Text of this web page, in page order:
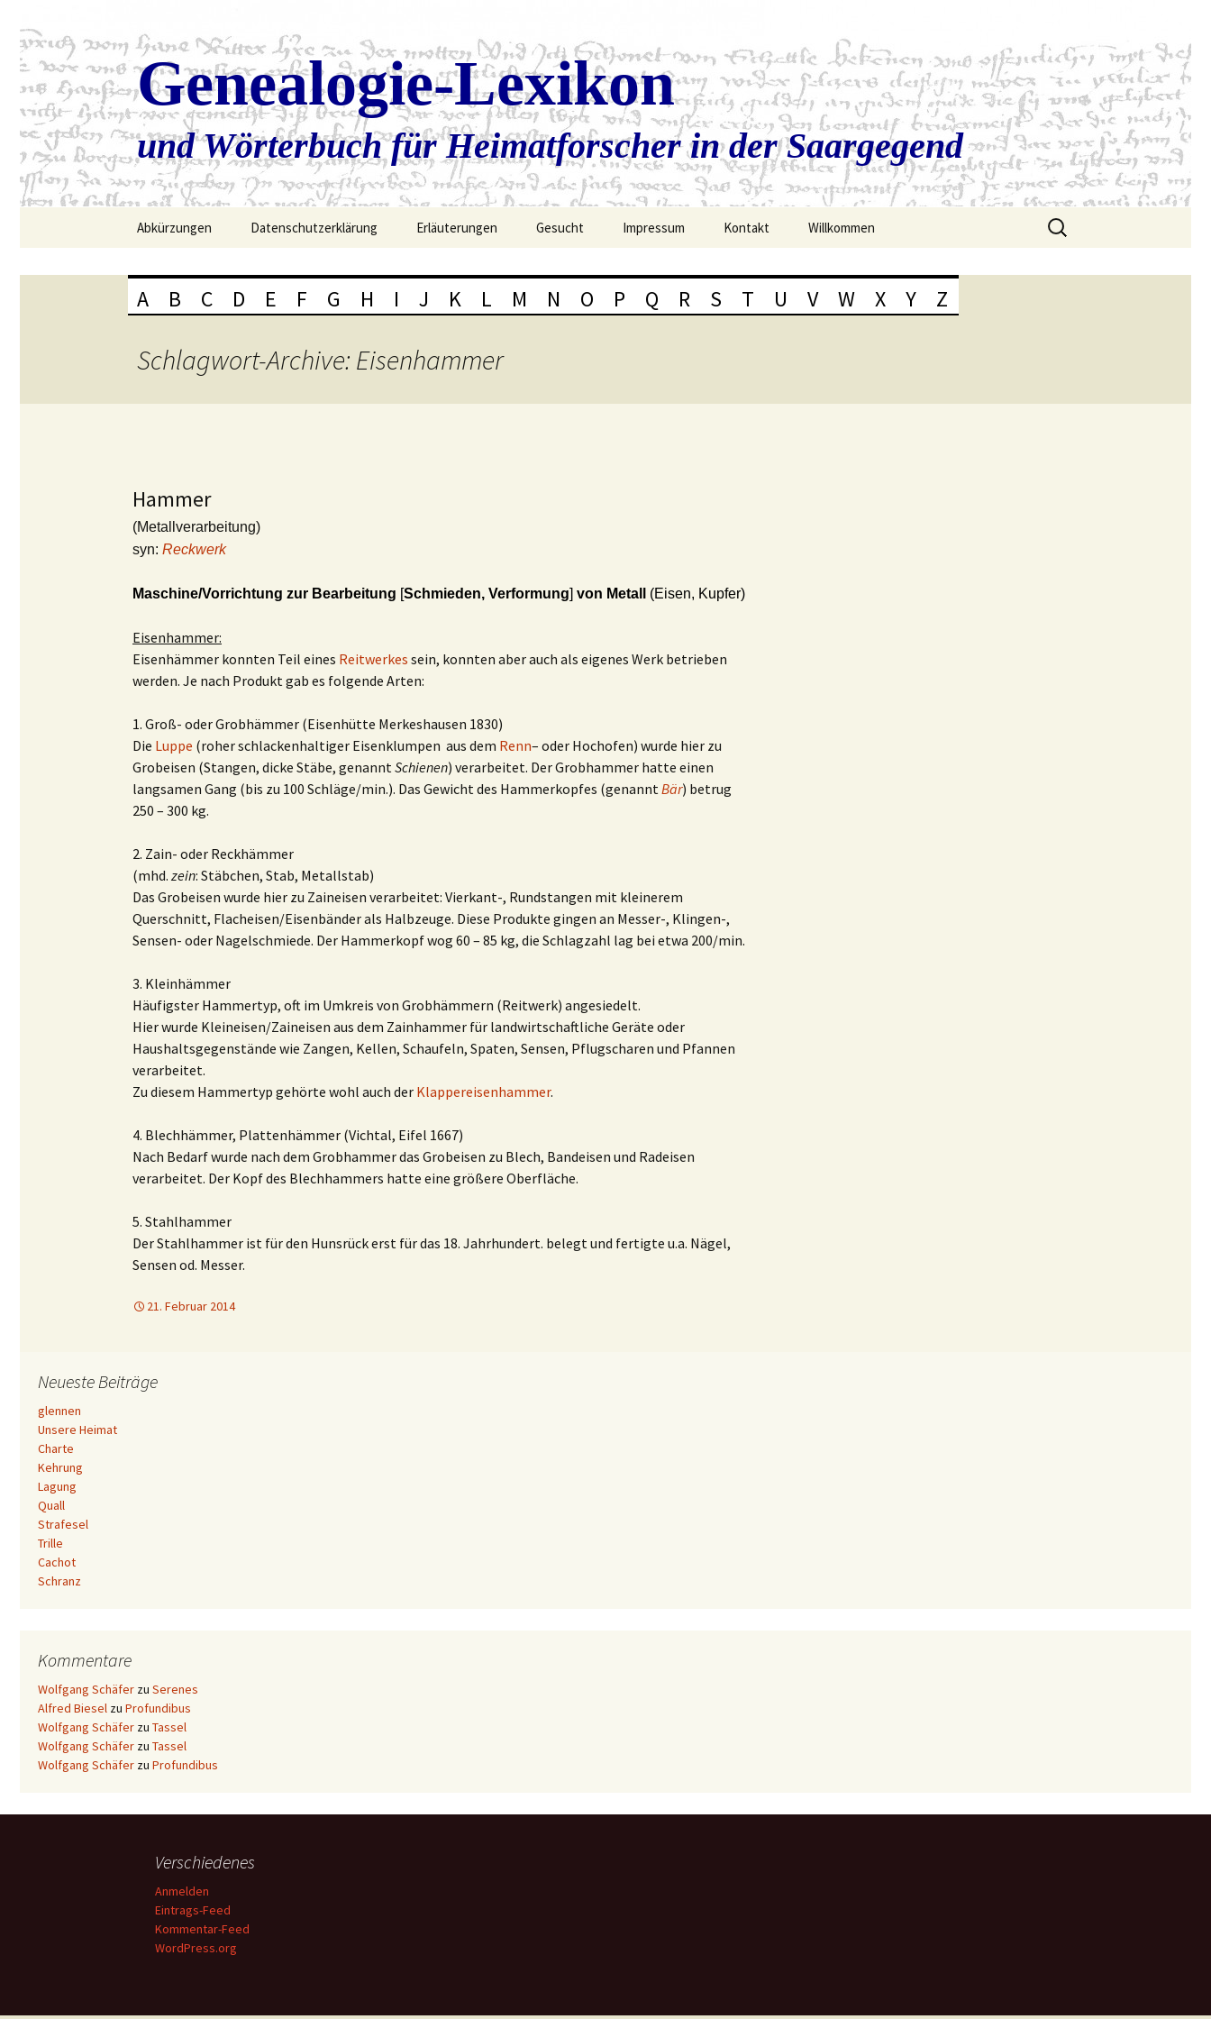
Genealogie-Lexikon
und Wörterbuch für Heimatforscher in der Saargegend
Abkürzungen Datenschutzerklärung Erläuterungen Gesucht Impressum Kontakt Willkommen
Suchen
nach:
A B C D E F G H I J K L M N O P Q R S T U V W X Y Z
Schlagwort-Archive: Eisenhammer
Hammer
(Metallverarbeitung)
syn: Reckwerk
Maschine/Vorrichtung zur Bearbeitung [Schmieden, Verformung] von Metall (Eisen, Kupfer)
Eisenhammer:
Eisenhämmer konnten Teil eines Reitwerkes sein, konnten aber auch als eigenes Werk betrieben
werden. Je nach Produkt gab es folgende Arten:
1. Groß- oder Grobhämmer (Eisenhütte Merkeshausen 1830)
Die Luppe (roher schlackenhaltiger Eisenklumpen aus dem Renn– oder Hochofen) wurde hier zu
Grobeisen (Stangen, dicke Stäbe, genanntSchienen) verarbeitet. Der Grobhammer hatte einen
langsamen Gang (bis zu 100 Schläge/min.). Das Gewicht des Hammerkopfes (genanntBär) betrug
250 – 300 kg.
2. Zain- oder Reckhämmer
(mhd. zein: Stäbchen, Stab, Metallstab)
Das Grobeisen wurde hier zu Zaineisen verarbeitet: Vierkant-, Rundstangen mit kleinerem
Querschnitt, Flacheisen/Eisenbänder als Halbzeuge. Diese Produkte gingen an Messer-, Klingen-,
Sensen- oder Nagelschmiede. Der Hammerkopf wog 60 – 85 kg, die Schlagzahl lag bei etwa 200/min.
3. Kleinhämmer
Häufigster Hammertyp, oft im Umkreis von Grobhämmern (Reitwerk) angesiedelt.
Hier wurde Kleineisen/Zaineisen aus dem Zainhammer für landwirtschaftliche Geräte oder
Haushaltsgegenstände wie Zangen, Kellen, Schaufeln, Spaten, Sensen, Pflugscharen und Pfannen
verarbeitet.
Zu diesem Hammertyp gehörte wohl auch der Klappereisenhammer.
4. Blechhämmer, Plattenhämmer (Vichtal, Eifel 1667)
Nach Bedarf wurde nach dem Grobhammer das Grobeisen zu Blech, Bandeisen und Radeisen
verarbeitet. Der Kopf des Blechhammers hatte eine größere Oberfläche.
5. Stahlhammer
Der Stahlhammer ist für den Hunsrück erst für das 18. Jahrhundert. belegt und fertigte u.a. Nägel,
Sensen od. Messer.
21. Februar 2014
Neueste Beiträge
glennen
Unsere Heimat
Charte
Kehrung
Lagung
Quall
Strafesel
Trille
Cachot
Schranz
Kommentare
Wolfgang Schäfer zu Serenes
Alfred Biesel zu Profundibus
Wolfgang Schäfer zu Tassel
Wolfgang Schäfer zu Tassel
Wolfgang Schäfer zu Profundibus
Verschiedenes
Anmelden
Eintrags-Feed
Kommentar-Feed
WordPress.org